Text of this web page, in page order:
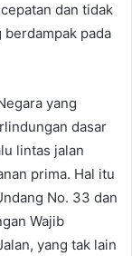
dan tidak
pada
yang
dasar
lintas jalan
prima. Hal itu
No. 33 dan
Wajib
yang tak lain